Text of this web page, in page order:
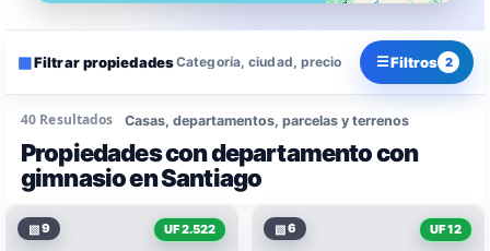
▦Filtrar propiedadesCategoría, ciudad, precio ☰Filtros 2
40 Resultados
Propiedades con departamento con
gimnasio en Santiago
Casas, departamentos, parcelas y terrenos
▧9 UF 2.522 ▧6 UF 12